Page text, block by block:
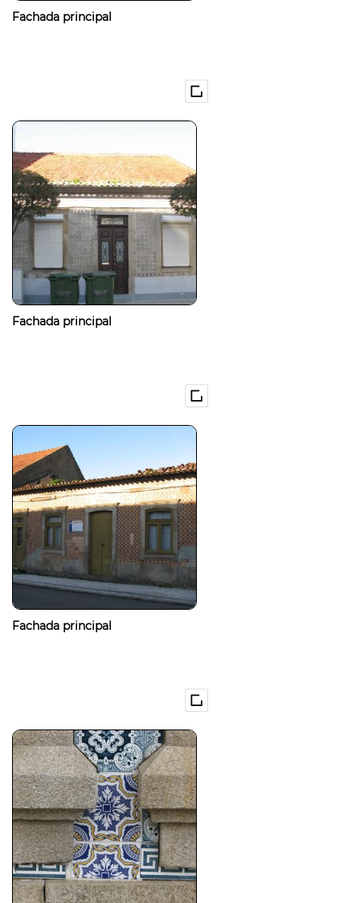
Fachada principal
Fachada principal
Fachada principal